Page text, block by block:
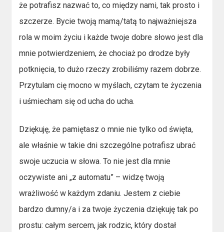
że potrafisz nazwać to, co między nami, tak prosto i
szczerze. Bycie twoją mamą/tatą to najważniejsza
rola w moim życiu i każde twoje dobre słowo jest dla
mnie potwierdzeniem, że chociaż po drodze były
potknięcia, to dużo rzeczy zrobiliśmy razem dobrze.
Przytulam cię mocno w myślach, czytam te życzenia
i uśmiecham się od ucha do ucha.
Dziękuję, że pamiętasz o mnie nie tylko od święta,
ale właśnie w takie dni szczególne potrafisz ubrać
swoje uczucia w słowa. To nie jest dla mnie
oczywiste ani „z automatu” – widzę twoją
wrażliwość w każdym zdaniu. Jestem z ciebie
bardzo dumny/a i za twoje życzenia dziękuję tak po
prostu: całym sercem, jak rodzic, który dostał